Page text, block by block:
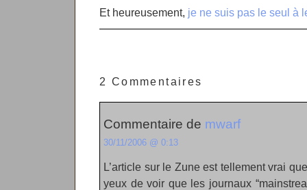
Et heureusement, je ne suis pas le seul à
2 Commentaires
Commentaire de mwarf
30/11/2006 @ 0:13
L’article sur le Zune est tellement vrai
yeux de voir que les journaux